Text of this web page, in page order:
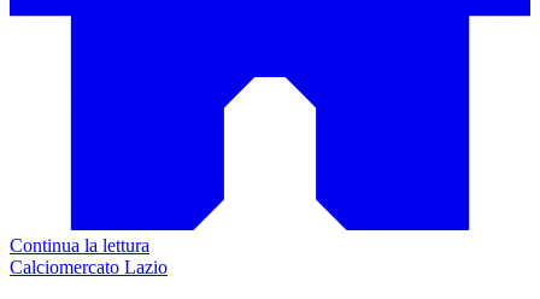
Continua la lettura
Calciomercato Lazio